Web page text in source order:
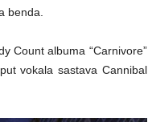
benda.
Count albuma “Carnivore”
vokala sastava Cannibal